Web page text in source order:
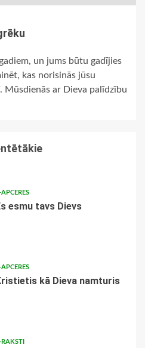
un jums būtu gadījies
kas norisinās jūsu
Mūsdienās ar Dieva palīdzību
APCERES
esmu tavs Dievs
APCERES
kā Dieva namturis
RAKSTI